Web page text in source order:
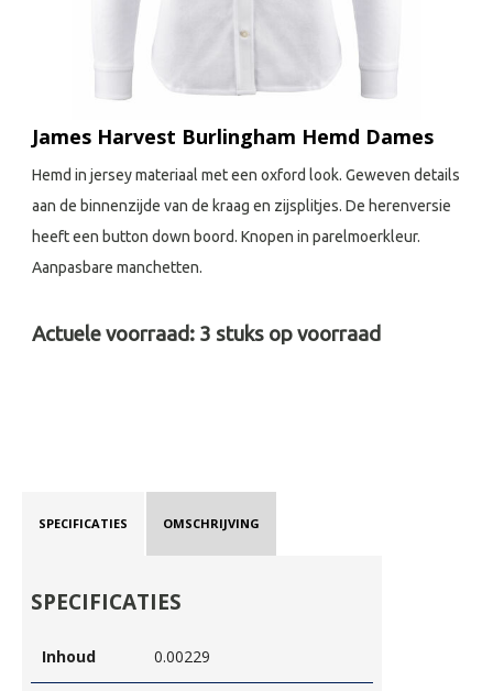
James Harvest Burlingham Hemd Dames
Hemd in jersey materiaal met een oxford look. Geweven details
aan de binnenzijde van de kraag en zijsplitjes. De herenversie
heeft een button down boord. Knopen in parelmoerkleur.
Aanpasbare manchetten.
Actuele voorraad: 3 stuks op voorraad
SPECIFICATIES OMSCHRIJVING
SPECIFICATIES
Inhoud 0.00229